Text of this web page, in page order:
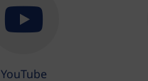
YouTube